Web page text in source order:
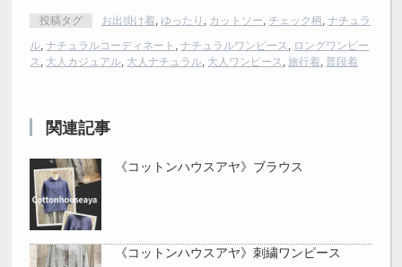
投稿タグ お出掛け着, ゆったり , カットソー,チェック柄,ナチュラ
ル,ナチュラルコーディネート ,ナチュラルワンピース , ロングワンピー
ス , 大人カジュアル, 大人ナチュラル, 大人ワンピース ,旅行着,普段着
関連記事
《コットンハウスアヤ》ブラウス
《コットンハウスアヤ》刺繍ワンピース